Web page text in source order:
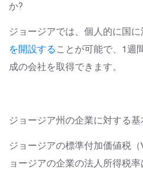
か?
ジョージアでは、 個人的に国に
を開設する ことが可能で、1週
成の会社を取得できます。
ジョージア州の企業に対する
ジョージアの標準付加価値税
ョージアの企業の法人所得税率